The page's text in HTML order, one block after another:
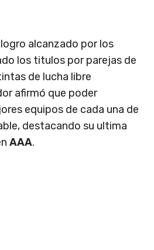
alcanzado por los
los titulos por parejas de
de lucha libre
afirmó que poder
equipos de cada una de
destacando su ultima
AAA.